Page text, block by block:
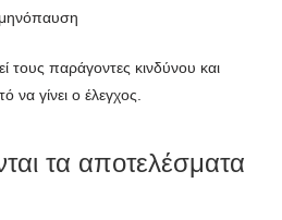
τους παράγοντες κινδύνου και
να γίνει ο έλεγχος.
τα αποτελέσματα